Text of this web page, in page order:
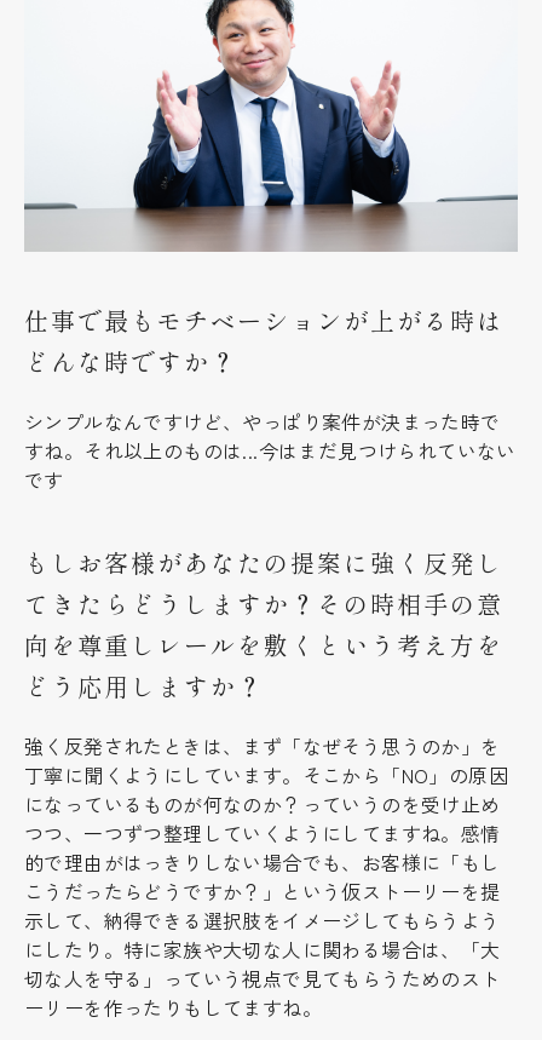
仕事で最もモチベーションが上がる時は
どんな時ですか？
シンプルなんですけど、やっぱり案件が決まった時で
すね。それ以上のものは...今はまだ見つけられていない
です
もしお客様があなたの提案に強く反発し
てきたらどうしますか？その時相手の意
向を尊重しレールを敷くという考え方を
どう応用しますか？
強く反発されたときは、まず「なぜそう思うのか」を
丁寧に聞くようにしています。そこから「NO」の原因
になっているものが何なのか？っていうのを受け止め
つつ、一つずつ整理していくようにしてますね。感情
的で理由がはっきりしない場合でも、お客様に「もし
こうだったらどうですか？」という仮ストーリーを提
示して、納得できる選択肢をイメージしてもらうよう
にしたり。特に家族や大切な人に関わる場合は、「大
切な人を守る」っていう視点で見てもらうためのスト
ーリーを作ったりもしてますね。